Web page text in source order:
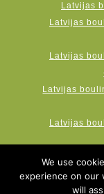
Latvijas
Latvijas
Latvijas
Latvijas
Latvijas
Latvijas
We use
experience on our
will